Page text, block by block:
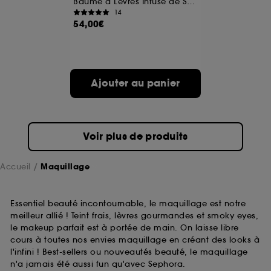
14
54,00€
Ajouter au panier
Voir plus de produits
Accueil Maquillage
Essentiel beauté incontournable, le maquillage est notre
meilleur allié ! Teint frais, lèvres gourmandes et smoky eyes,
le makeup parfait est à portée de main. On laisse libre
cours à toutes nos envies maquillage en créant des looks à
l'infini ! Best-sellers ou nouveautés beauté, le maquillage
n'a jamais été aussi fun qu'avec Sephora.
A l'exception des cookies techniques, le dépôt et la
choix" ci-dessous ou décider de "tout accepter".
Sephora pourra associer les informations de
navigation collectées par ces Cookies, pour les
sur "continuer sans accepter". Voous pouvez à tout
moment choisir de retirer votrte consentement. Si vous
souhaitez obtenir plus d'information sur les cookies